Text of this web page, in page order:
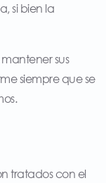
si bien la
sus
siempre que se
tratados con el